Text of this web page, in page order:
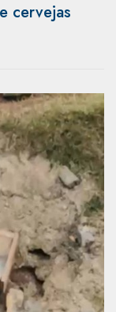
cervejas